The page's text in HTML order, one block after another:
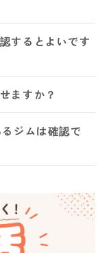
するとよいです
ますか？
ジムは確認で